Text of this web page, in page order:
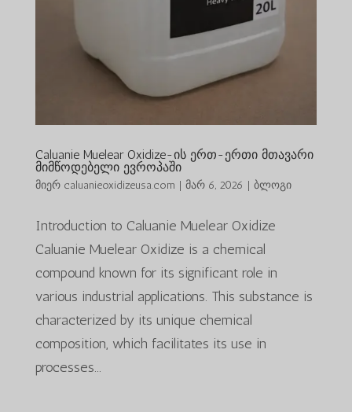
Caluanie Muelear Oxidize-ის ერთ-ერთი მთავარი
მიმწოდებელი ევროპაში
მიერ caluanieoxidizeusa.com | მარ 6, 2026 | ბლოგი
Introduction to Caluanie Muelear Oxidize
Caluanie Muelear Oxidize is a chemical
compound known for its significant role in
various industrial applications. This substance is
characterized by its unique chemical
composition, which facilitates its use in
processes...